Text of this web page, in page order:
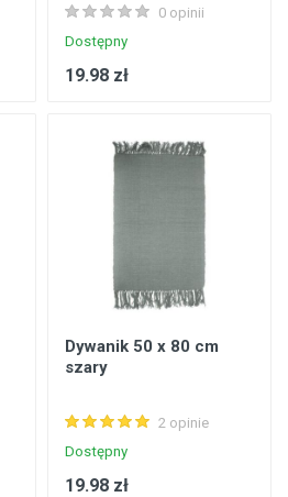
0 opinii
Dostępny
19.98 zł
Dywanik 50 x 80 cm
szary
2 opinie
Dostępny
19.98 zł